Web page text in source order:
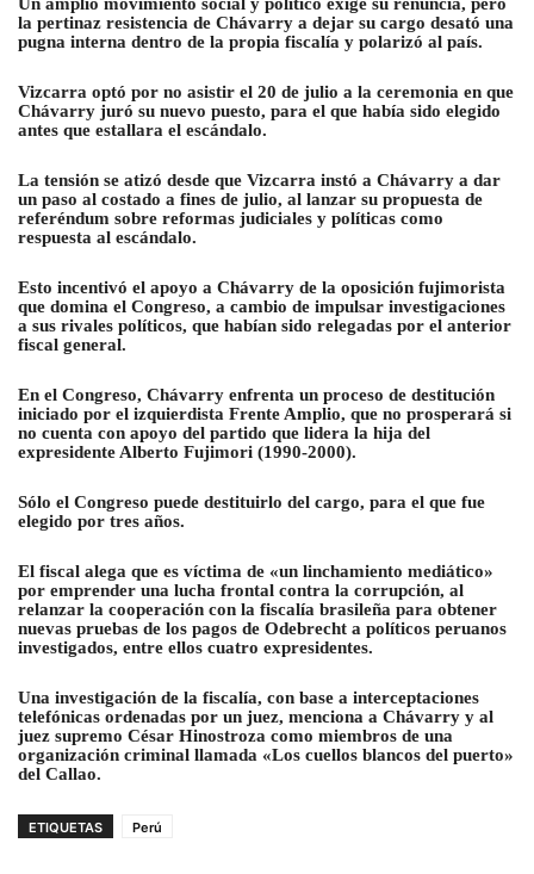
la pertinaz resistencia de Chávarry a dejar su cargo desató una
pugna interna dentro de la propia fiscalía y polarizó al país.
Vizcarra optó por no asistir el 20 de julio a la ceremonia en que
Chávarry juró su nuevo puesto, para el que había sido elegido
antes que estallara el escándalo.
La tensión se atizó desde que Vizcarra instó a Chávarry a dar
un paso al costado a fines de julio, al lanzar su propuesta de
referéndum sobre reformas judiciales y políticas como
respuesta al escándalo.
Esto incentivó el apoyo a Chávarry de la oposición fujimorista
que domina el Congreso, a cambio de impulsar investigaciones
a sus rivales políticos, que habían sido relegadas por el anterior
fiscal general.
En el Congreso, Chávarry enfrenta un proceso de destitución
iniciado por el izquierdista Frente Amplio, que no prosperará si
no cuenta con apoyo del partido que lidera la hija del
expresidente Alberto Fujimori (1990-2000).
Sólo el Congreso puede destituirlo del cargo, para el que fue
elegido por tres años.
El fiscal alega que es víctima de «un linchamiento mediático»
por emprender una lucha frontal contra la corrupción, al
relanzar la cooperación con la fiscalía brasileña para obtener
nuevas pruebas de los pagos de Odebrecht a políticos peruanos
investigados, entre ellos cuatro expresidentes.
Una investigación de la fiscalía, con base a interceptaciones
telefónicas ordenadas por un juez, menciona a Chávarry y al
juez supremo César Hinostroza como miembros de una
organización criminal llamada «Los cuellos blancos del puerto»
del Callao.
ETIQUETAS Perú